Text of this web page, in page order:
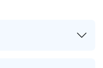
is geldig tot 18-06-2027.
de dagwaarde van dit